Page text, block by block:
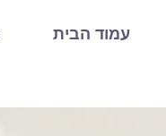
עמוד הבית